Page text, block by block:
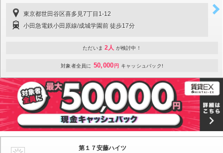
東京都世田谷区喜多見7丁目1-12
小田急電鉄小田原線/成城学園前 徒歩17分
ただいま 2人 が検討中！
対象者全員に 50,000 円 キャッシュバック!
第１７安藤ハイツ